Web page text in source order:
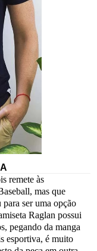
remete às
mas que
ser uma opção
Raglan possui
pegando da manga
esportiva, é muito